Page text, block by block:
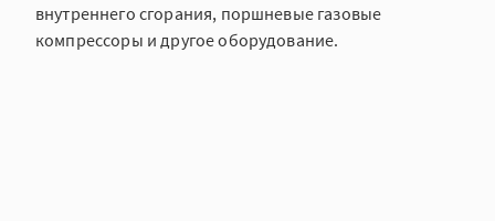
внутреннего сгорания, поршневые газовые
компрессоры и другое оборудование.